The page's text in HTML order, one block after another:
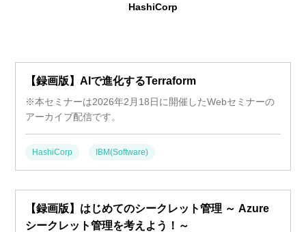
HashiCorp
【録画版】AIで進化するTerraform
※本セミナーは2026年2月18日に開催したWebセミナーの
アーカイブ配信です。
HashiCorp IBM(Software)
【録画版】はじめてのシークレット管理 ～ Azure
シークレット管理を考えよう！～